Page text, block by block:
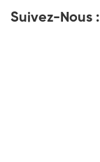
Suivez-Nous :